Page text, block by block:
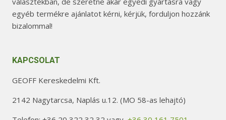
egyéb termékre ajánlatot kérni, kérjük, forduljon hozzánk
bizalommal!
KAPCSOLAT
GEOFF Kereskedelmi Kft.
2142 Nagytarcsa, Naplás u.12. (MO 58-as lehajtó)